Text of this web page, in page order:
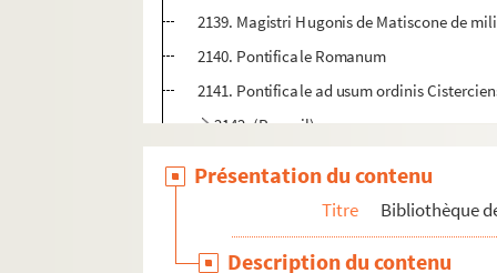
2139. Magistri Hugonis de Matiscone de
2140. Pontificale Romanum
2141. Pontificale ad usum ordinis
2142. (Recueil)
2146. (Recueil)
Présentation du contenu
Titre Bibliothèque
Description du contenu